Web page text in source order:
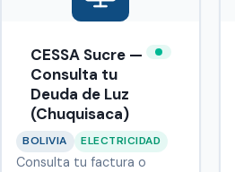
CESSA Sucre —
Consulta tu
Deuda de Luz
(Chuquisaca)
BOLIVIA ELECTRICIDAD
Consulta tu factura o